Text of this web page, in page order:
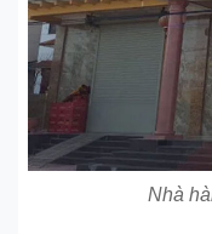
Nhà